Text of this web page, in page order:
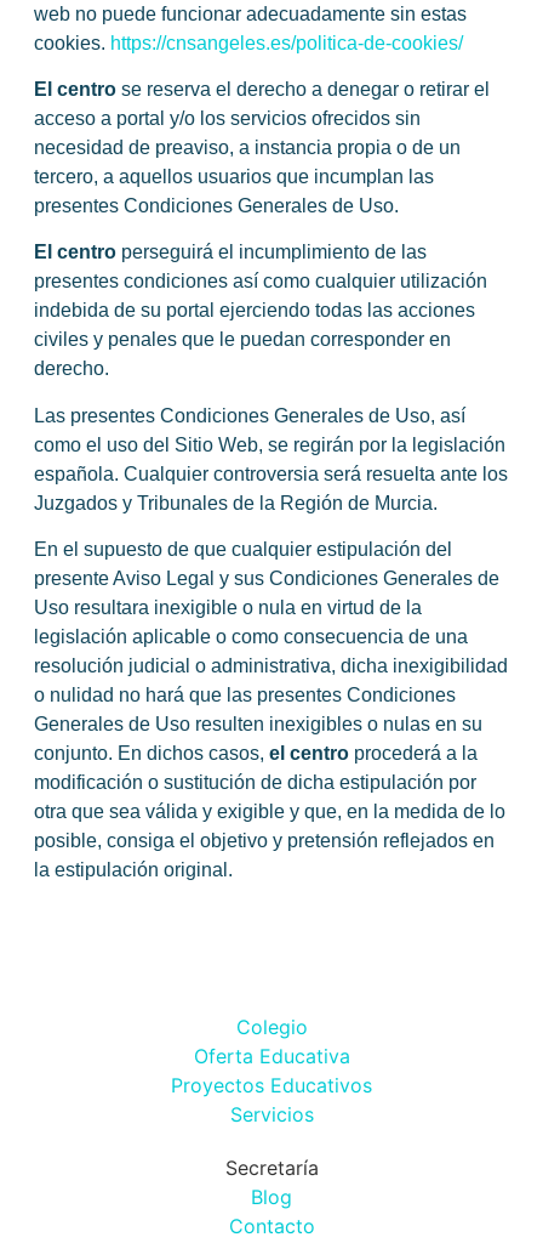
web no puede funcionar adecuadamente sin estas
cookies. https://cnsangeles.es/politica-de-cookies/
El centro se reserva el derecho a denegar o retirar el
acceso a portal y/o los servicios ofrecidos sin
necesidad de preaviso, a instancia propia o de un
tercero, a aquellos usuarios que incumplan las
presentes Condiciones Generales de Uso.
El centroperseguirá el incumplimiento de las
presentes condiciones así como cualquier utilización
indebida de su portal ejerciendo todas las acciones
civiles y penales que le puedan corresponder en
derecho.
Las presentes Condiciones Generales de Uso, así
como el uso del Sitio Web, se regirán por la legislación
española. Cualquier controversia será resuelta ante los
Juzgados y Tribunales de la Región de Murcia.
En el supuesto de que cualquier estipulación del
presente Aviso Legal y sus Condiciones Generales de
Uso resultara inexigible o nula en virtud de la
legislación aplicable o como consecuencia de una
resolución judicial o administrativa, dicha inexigibilidad
o nulidad no hará que las presentes Condiciones
Generales de Uso resulten inexigibles o nulas en su
conjunto. En dichos casos, el centro procederá a la
modificación o sustitución de dicha estipulación por
otra que sea válida y exigible y que, en la medida de lo
posible, consiga el objetivo y pretensión reflejados en
la estipulación original.
Colegio
Oferta Educativa
Proyectos Educativos
Servicios
Secretaría
Blog
Contacto